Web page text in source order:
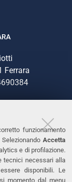
funzionamento
Accetta
e di profilazione.
tecnici necessari alla
disponibili. Le
momento dal menu
Ferrara